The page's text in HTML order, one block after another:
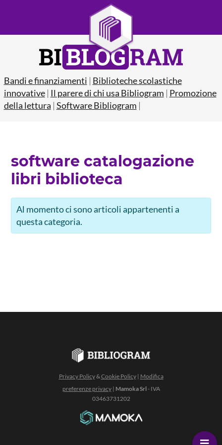
Bandi e finanziamenti | Biblioteche scolastiche
innovative| Il parere di chi usa Bibliogram | Promozione
della lettura | Software Bibliogram |
software catalogazione
libri biblioteca
Al momento ci sono articoli appartenenti a
questa categoria.
Privacy Policy&Cookie Policy| Modifica
preferenze privacy| Mamoka Srl- IVA
03463731202